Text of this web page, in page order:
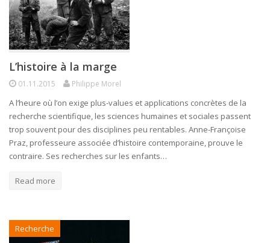
L’histoire à la marge
01.11.2015 Philippe Morel
A l’heure où l’on exige plus-values et applications concrètes de la
recherche scientifique, les sciences humaines et sociales passent
trop souvent pour des disciplines peu rentables. Anne-Françoise
Praz, professeure associée d’histoire contemporaine, prouve le
contraire. Ses recherches sur les enfants…
Read more
Recherche